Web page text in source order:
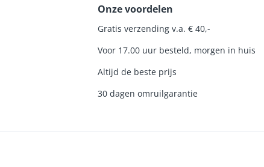
Onze voordelen
Gratis verzending v.a. € 40,-
Voor 17.00 uur besteld, morgen in huis
Altijd de beste prijs
30 dagen omruilgarantie